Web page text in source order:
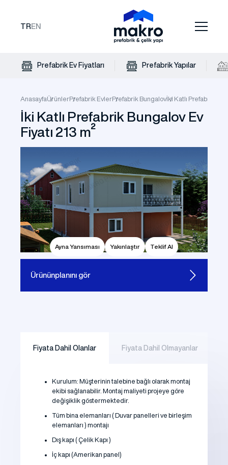
TR EN
Prefabrik Ev Fiyatları Prefabrik Yapılar
AnasayfaÜrünlerPrefabrik EvlerPrefabrik Bungalovİki Katlı Prefabrik
İki Katlı Prefabrik Bungalov Ev
Fiyatı 213 m²
Ayna Yansıması Yakınlaştır Teklif Al
Ürününplanını gör
Fiyata Dahil Olanlar Fiyata Dahil Olmayanlar
Kurulum: Müşterinin talebine bağlı olarak montaj
ekibi sağlanabilir. Montaj maliyeti projeye göre
değişiklik göstermektedir.
Tüm bina elemanları ( Duvar panelleri ve birleşim
elemanları ) montajı
Dış kapı ( Çelik Kapı )
İç kapı (Amerikan panel)